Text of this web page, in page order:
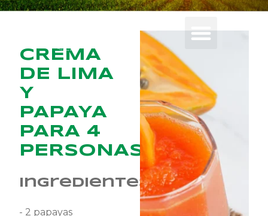
CREMA
DE LIMA
Y
PAPAYA
PARA 4
PERSONAS
Ingredientes
- 2 papayas